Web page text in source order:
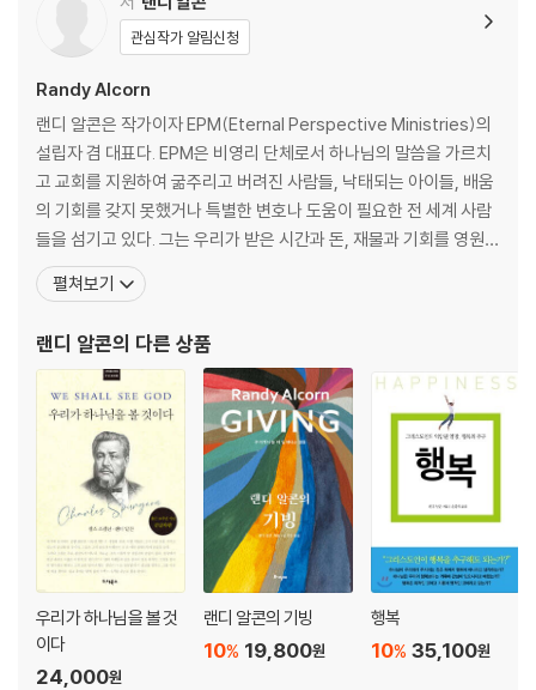
리를 위해 기도할 수 있나요
CHAPTER 3 천국에서 하나님과 어떻게 지내는지 궁금해요
우리는 실제로 하나님을 보게 되나요 · 영원한 생명은 무슨 뜻인가요 · 우리
는 어떻게 하나님을 예배하게 되나요 · 왜 하나님은 우리를 사랑하시나요
CHAPTER 4 땅이면 땅이지 ‘새 땅’은 무엇인지 궁금해요
하나님은 지구를 완전히 멸망시키시나요 · 새 땅은 태초의 지구의 모습과
어떤 모습의 도시인가요 · 생명수 강은 무엇인가요 · 생명 나무는 무엇인가
요 · 새 땅에는 또 어떤 특별한 것들이 있나요 · 새 땅에도 시간이 있나요
CHAPTER 5 새 땅을 누가 다스리게 되는지 궁금해요
새 땅은 누가 다스리게 되나요 · 우리는 새 땅에서 얼마나 오랫동안 다스리
게 되나요 · 우리는 새 땅에서 누구를 다스리게 되나요 · 하나님이 새로운
세상을 만드실까요
천국에서 우리는 천사가 되나요 · 천국에서 우리는 감정을 표현할 수 있나
관심작가 알림신청
Randy Alcorn
랜디 알콘은 작가이자 EPM(Eternal Perspective Ministries)의
설립자 겸 대표다. EPM은 비영리 단체로서 하나님의 말씀을 가르치
고 교회를 지원하여 굶주리고 버려진 사람들, 낙태되는 아이들, 배움
의 기회를 갖지 못했거나 특별한 변호나 도움이 필요한 전 세계 사람
들을 섬기고 있다. 그는 우리가 받은 시간과 돈, 재물과 기회를 영원의
관점에서 사용할 것을 도전하면서 동시에 가난한 이들을 돌보는 사역
에 집중적으로 투자하라고 설득한다. 그는 오늘날 기독교 진리에 담
로써 이 일을 이루어가고 있
펼쳐보기
랜디 알콘의 다른 상품
우리가 하나님을 볼 것
이다
24,000원
랜디 알콘의 기빙
19,800원
10%
행복
35,100원
10%